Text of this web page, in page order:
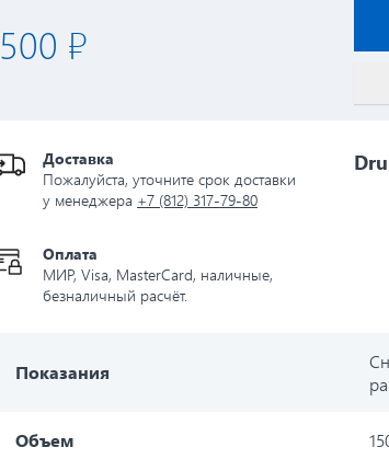
500 ₽
Доставка
Пожалуйста, уточните срок доставки
у менеджера +7 (812) 317-79-80
Оплата
МИР, Visa, MasterCard, наличные,
безналичный расчёт.
Показания
Объем